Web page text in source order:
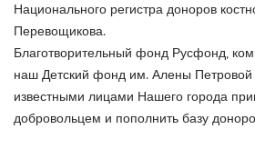
Национального регистра доноров
Перевощикова.
Благотворительный фонд Русфонд,
наш Детский фонд им. Алены Петровой
известными лицами Нашего города
добровольцем и пополнить базу